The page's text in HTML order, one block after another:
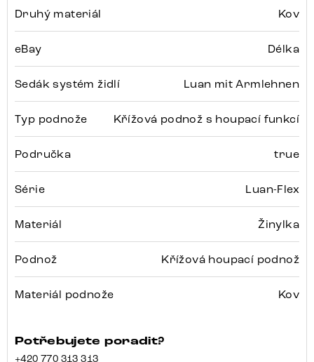
Druhý materiál Kov
eBay Délka
Sedák systém židlí Luan mit Armlehnen
Typ podnože Křížová podnož s houpací funkcí
Područka true
Série Luan-Flex
Materiál Žinylka
Podnož Křížová houpací podnož
Materiál podnože Kov
Potřebujete poradit?
+420 770 313 313